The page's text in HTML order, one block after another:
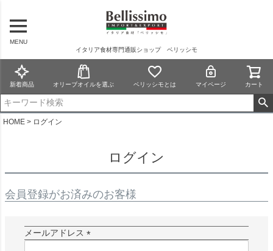
MENU
イタリア食材専門通販ショップ ベリッシモ
新着商品 オリーブオイルを選ぶ ベリッシモとは マイページ カート
HOME ログイン
ログイン
会員登録がお済みのお客様
メールアドレス